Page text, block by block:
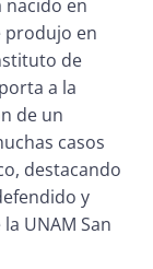
nacido en
produjo en
de
a la
de un
casos
destacando
y
UNAM San